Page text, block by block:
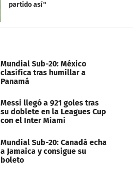
partido así''
Mundial Sub-20: México
clasifica tras humillar a
Panamá
Messi llegó a 921 goles tras
su doblete en la Leagues Cup
con el Inter Miami
Mundial Sub-20: Canadá echa
a Jamaica y consigue su
boleto